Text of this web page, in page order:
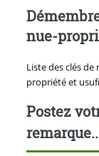
nue-
Liste des clés
propriété et
Postez